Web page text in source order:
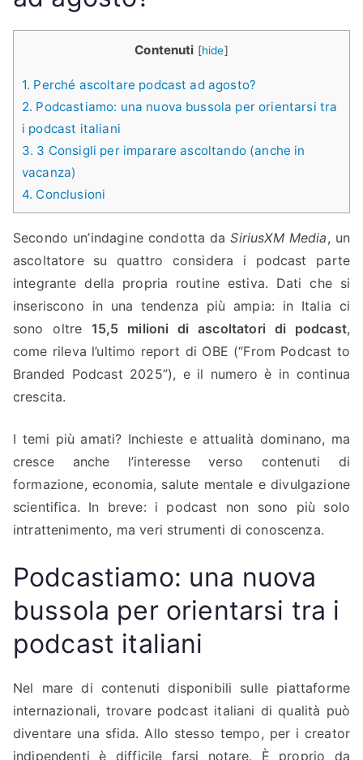
Contenuti [hide]
1. Perché ascoltare podcast ad agosto?
2. Podcastiamo: una nuova bussola per orientarsi tra
i podcast italiani
3. 3 Consigli per imparare ascoltando (anche in
vacanza)
4. Conclusioni
Secondo un’indagine condotta daSiriusXM Media, un
ascoltatore su quattro considera i podcast parte
integrante della propria routine estiva. Dati che si
inseriscono in una tendenza più ampia: in Italia ci
sono oltre 15,5 milioni di ascoltatori di podcast,
come rileva l’ultimo report di OBE (“From Podcast to
Branded Podcast 2025”), e il numero è in continua
crescita.
I temi più amati? Inchieste e attualità dominano, ma
cresce anche l’interesse verso contenuti di
formazione, economia, salute mentale e divulgazione
scientifica. In breve: i podcast non sono più solo
intrattenimento, ma veri strumenti di conoscenza.
Podcastiamo: una nuova
bussola per orientarsi tra i
podcast italiani
Nel mare di contenuti disponibili sulle piattaforme
internazionali, trovare podcast italiani di qualità può
diventare una sfida. Allo stesso tempo, per i creator
indipendenti è difficile farsi notare. È proprio da